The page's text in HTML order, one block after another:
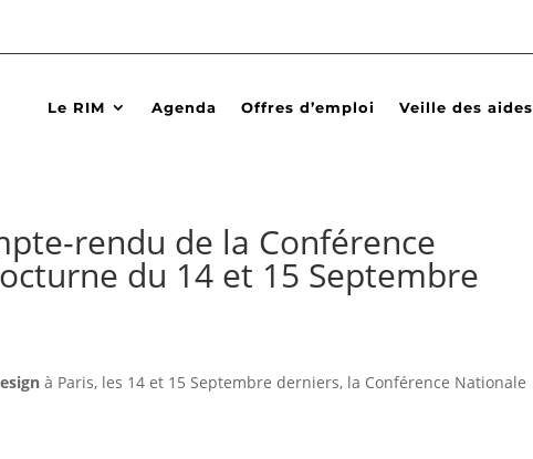
Le RIM Agenda Offres d’emploi Veille des aides
rendu de la Conférence
du 14 et 15 Septembre
à Paris, les 14 et 15 Septembre derniers, la Conférence Nationale